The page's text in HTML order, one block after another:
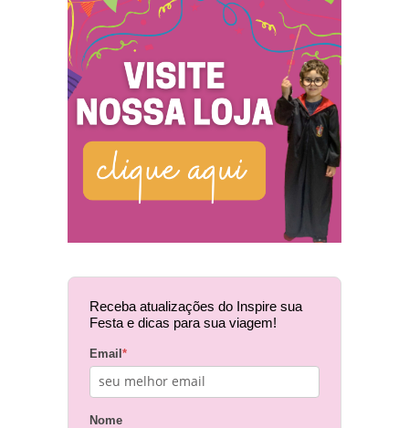
Receba atualizações do Inspire sua
Festa e dicas para sua viagem!
Email*
Nome